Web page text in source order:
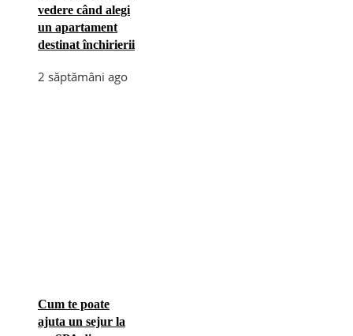
vedere când alegi
un apartament
destinat închirierii
2 săptămâni ago
Cum te poate
ajuta un sejur la